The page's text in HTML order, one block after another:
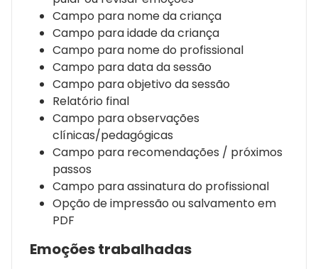
Campo para nome da criança
Campo para idade da criança
Campo para nome do profissional
Campo para data da sessão
Campo para objetivo da sessão
Relatório final
Campo para observações
clínicas/pedagógicas
Campo para recomendações / próximos
passos
Campo para assinatura do profissional
Opção de impressão ou salvamento em
PDF
Emoções trabalhadas